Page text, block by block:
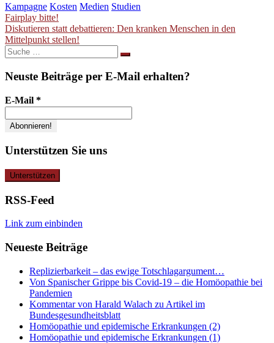
Kampagne Kosten Medien Studien
Beitragsnavigation
Fairplay bitte!
Diskutieren statt debattieren: Den kranken Menschen in den
Mittelpunkt stellen!
Suche
nach:
Neuste Beiträge per E-Mail erhalten?
E-Mail *
Unterstützen Sie uns
RSS-Feed
Link zum einbinden
Neueste Beiträge
Replizierbarkeit – das ewige Totschlagargument…
Von Spanischer Grippe bis Covid-19 – die Homöopathie bei
Pandemien
Kommentar von Harald Walach zu Artikel im
Bundesgesundheitsblatt
Homöopathie und epidemische Erkrankungen (2)
Homöopathie und epidemische Erkrankungen (1)